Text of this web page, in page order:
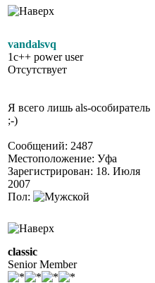
vandalsvq
1c++ power user
Отсутствует
Я всего лишь als-особиратель
;-)
Сообщений: 2487
Местоположение: Уфа
Зарегистрирован: 18. Июля
2007
Пол:
classic
Senior Member